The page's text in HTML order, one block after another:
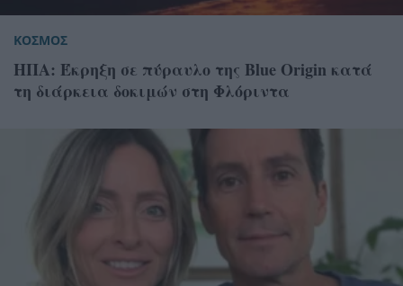
ΚΟΣΜΟΣ
ΗΠΑ: Έκρηξη σε πύραυλο της Blue Origin κατά
τη διάρκεια δοκιμών στη Φλόριντα